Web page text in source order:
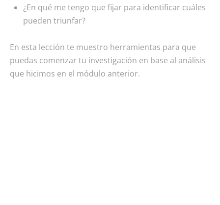
¿En qué me tengo que fijar para identificar cuáles
pueden triunfar?
En esta lección te muestro herramientas para que
puedas comenzar tu investigación en base al análisis
que hicimos en el módulo anterior.